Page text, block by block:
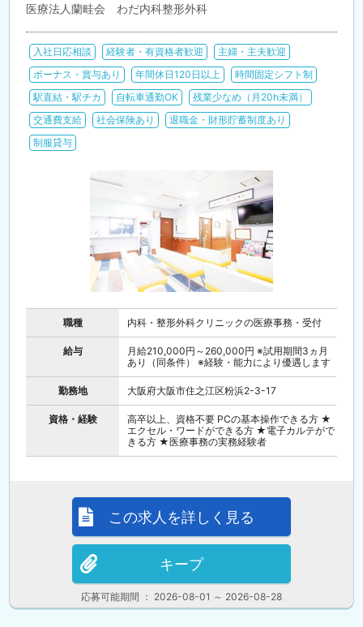
医療法人蘭畦会 わだ内科整形外科
入社日応相談 経験者・有資格者歓迎
主婦・主夫歓迎
ボーナス・賞与あり
年間休日120日以上
時間固定シフト制
駅直結・駅チカ
自転車通勤OK
残業少なめ（月20h未満）
交通費支給
社会保険あり
退職金・財形貯蓄制度あり
制服貸与
職種 内科・整形外科クリニックの医療事務・受付
給与
月給210,000円～260,000円 ※試用期間3ヵ月
あり（同条件） ※経験・能力により優遇します
勤務地 大阪府大阪市住之江区粉浜2-3-17
資格・経験
高卒以上、資格不要 PCの基本操作できる方 ★
エクセル・ワードができる方 ★電子カルテがで
きる方 ★医療事務の実務経験者
応募可能期間 ： 2026-08-01 ～ 2026-08-28
この求人を詳しく見る
キープ